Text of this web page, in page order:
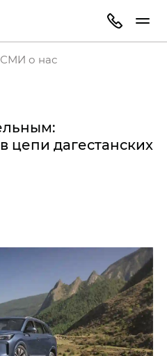
СМИ о нас
в цепи дагестанских